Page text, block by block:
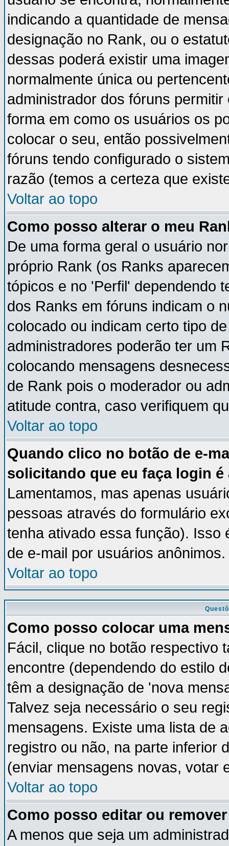
indicando a quantidade de
designação no Rank, ou o
dessas poderá existir uma
normalmente única ou
administrador dos fóruns
forma em como os usuários os
colocar o seu, então
fóruns tendo configurado o
razão (temos a certeza que
Voltar ao topo
Como posso alterar o meu
De uma forma geral o usuário
próprio Rank (os Ranks
tópicos e no 'Perfil' dependendo
dos Ranks em fóruns indicam o
colocado ou indicam certo tipo
administradores poderão ter um
colocando mensagens
de Rank pois o moderador ou
atitude contra, caso verifiquem
Voltar ao topo
Quando clico no botão de e-
solicitando que eu faça login é
Lamentamos, mas apenas
pessoas através do formulário
tenha ativado essa função). Isso
de e-mail por usuários anônimos.
Voltar ao topo
Como posso colocar uma
Fácil, clique no botão respectivo
encontre (dependendo do estilo
têm a designação de 'nova
Talvez seja necessário o seu
mensagens. Existe uma lista de
registro ou não, na parte inferior
(enviar mensagens novas, votar
Voltar ao topo
Como posso editar ou
A menos que seja um